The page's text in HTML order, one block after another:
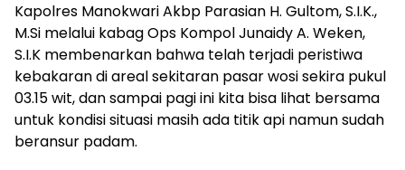
Kapolres Manokwari Akbp Parasian H. Gultom, S.I.K.,
M.Si melalui kabag Ops Kompol Junaidy A. Weken,
S.I.K membenarkan bahwa telah terjadi peristiwa
kebakaran di areal sekitaran pasar wosi sekira pukul
03.15 wit, dan sampai pagi ini kita bisa lihat bersama
untuk kondisi situasi masih ada titik api namun sudah
beransur padam.